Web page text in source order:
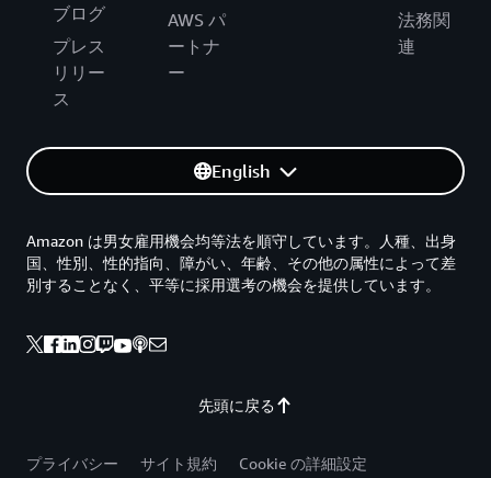
ブログ
プレス
リリー
ス
AWS パ
ートナ
ー
法務関
連
English
先頭に戻る
Amazon は男女雇用機会均等法を順守しています。人種、出身
国、性別、性的指向、障がい、年齢、その他の属性によって差
別することなく、平等に採用選考の機会を提供しています。
プライバシー サイト規約 Cookie の詳細設定